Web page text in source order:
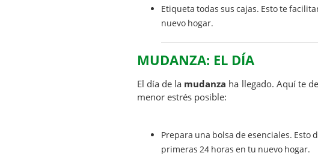
Etiqueta todas sus cajas. Esto te
nuevo hogar.
MUDANZA: EL DÍA
El día de la mudanza ha llegado. Aquí te
menor estrés posible:
Prepara una bolsa de esenciales. Esto
primeras 24 horas en tu nuevo hogar.